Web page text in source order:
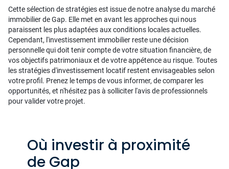
Cette sélection de stratégies est issue de notre analyse du marché
immobilier de Gap. Elle met en avant les approches qui nous
paraissent les plus adaptées aux conditions locales actuelles.
Cependant, l'investissement immobilier reste une décision
personnelle qui doit tenir compte de votre situation financière, de
vos objectifs patrimoniaux et de votre appétence au risque. Toutes
les stratégies d'investissement locatif restent envisageables selon
votre profil. Prenez le temps de vous informer, de comparer les
opportunités, et n'hésitez pas à solliciter l'avis de professionnels
pour valider votre projet.
Où investir à proximité
de Gap